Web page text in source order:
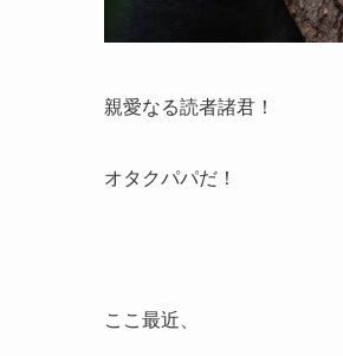
親愛なる読者諸君！
オタクパパだ！
ここ最近、